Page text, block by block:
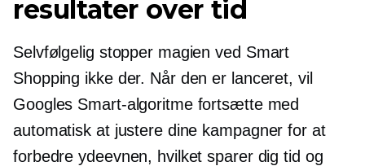
resultater over tid
Selvfølgelig stopper magien ved Smart
Shopping ikke der. Når den er lanceret, vil
Googles Smart-algoritme fortsætte med
automatisk at justere dine kampagner for at
forbedre ydeevnen, hvilket sparer dig tid og